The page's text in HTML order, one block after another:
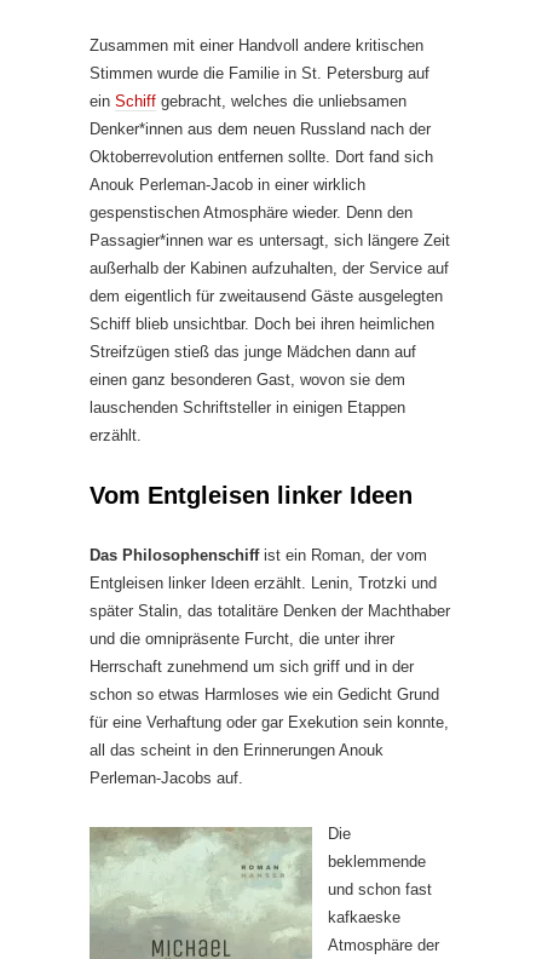
Zusammen mit einer Handvoll andere kritischen
Stimmen wurde die Familie in St. Petersburg auf
ein Schiff gebracht, welches die unliebsamen
Denker*innen aus dem neuen Russland nach der
Oktoberrevolution entfernen sollte. Dort fand sich
Anouk Perleman-Jacob in einer wirklich
gespenstischen Atmosphäre wieder. Denn den
Passagier*innen war es untersagt, sich längere Zeit
außerhalb der Kabinen aufzuhalten, der Service auf
dem eigentlich für zweitausend Gäste ausgelegten
Schiff blieb unsichtbar. Doch bei ihren heimlichen
Streifzügen stieß das junge Mädchen dann auf
einen ganz besonderen Gast, wovon sie dem
lauschenden Schriftsteller in einigen Etappen
erzählt.
Vom Entgleisen linker Ideen
Das Philosophenschiffist ein Roman, der vom
Entgleisen linker Ideen erzählt. Lenin, Trotzki und
später Stalin, das totalitäre Denken der Machthaber
und die omnipräsente Furcht, die unter ihrer
Herrschaft zunehmend um sich griff und in der
schon so etwas Harmloses wie ein Gedicht Grund
für eine Verhaftung oder gar Exekution sein konnte,
all das scheint in den Erinnerungen Anouk
Perleman-Jacobs auf.
Die
beklemmende
und schon fast
kafkaeske
Atmosphäre der